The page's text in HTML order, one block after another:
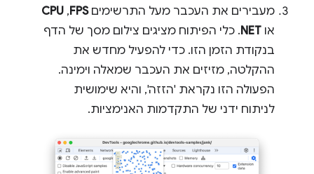
מעבירים את העכבר מעל התרשימיםFPS
,‏
CPU
או NET. כלי הפיתוח מציגים צילום מסך של הדף
בנקודת הזמן הזו. כדי להפעיל מחדש את
ההקלטה, מזיזים את העכבר שמאלה וימינה.
הפעולה הזו נקראת 'הזזה', והיא שימושית
לניתוח ידני של התקדמות האנימציות.